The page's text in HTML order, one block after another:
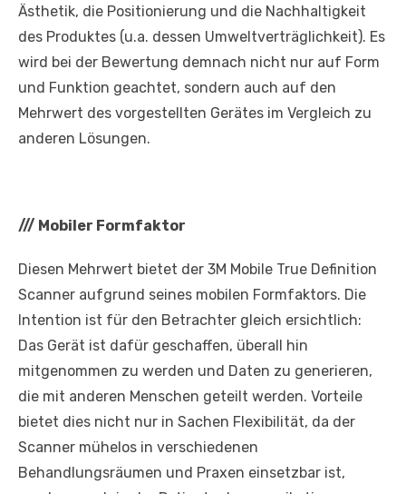
Ästhetik, die Positionierung und die Nachhaltigkeit
des Produktes (u.a. dessen Umweltverträglichkeit). Es
wird bei der Bewertung demnach nicht nur auf Form
und Funktion geachtet, sondern auch auf den
Mehrwert des vorgestellten Gerätes im Vergleich zu
anderen Lösungen.
/// Mobiler Formfaktor
Diesen Mehrwert bietet der 3M Mobile True Definition
Scanner aufgrund seines mobilen Formfaktors. Die
Intention ist für den Betrachter gleich ersichtlich:
Das Gerät ist dafür geschaffen, überall hin
mitgenommen zu werden und Daten zu generieren,
die mit anderen Menschen geteilt werden. Vorteile
bietet dies nicht nur in Sachen Flexibilität, da der
Scanner mühelos in verschiedenen
Behandlungsräumen und Praxen einsetzbar ist,